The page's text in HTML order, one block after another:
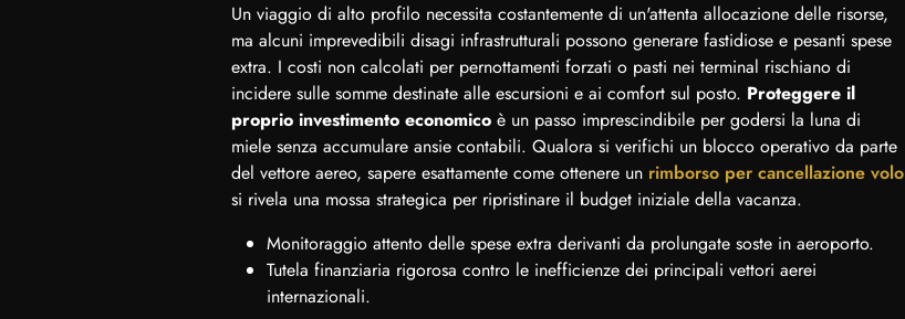
Un viaggio di alto profilo necessita costantemente di un'attenta allocazione delle risorse,
ma alcuni imprevedibili disagi infrastrutturali possono generare fastidiose e pesanti spese
extra. I costi non calcolati per pernottamenti forzati o pasti nei terminal rischiano di
incidere sulle somme destinate alle escursioni e ai comfort sul posto. Proteggere il
proprio investimento economico è un passo imprescindibile per godersi la luna di
miele senza accumulare ansie contabili. Qualora si verifichi un blocco operativo da parte
del vettore aereo, sapere esattamente come ottenere un rimborso per cancellazione volo
si rivela una mossa strategica per ripristinare il budget iniziale della vacanza.
Monitoraggio attento delle spese extra derivanti da prolungate soste in aeroporto.
Tutela finanziaria rigorosa contro le inefficienze dei principali vettori aerei
internazionali.